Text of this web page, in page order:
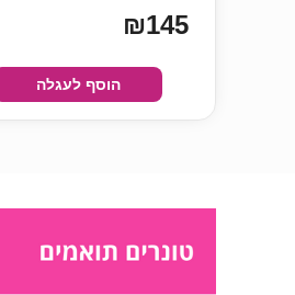
₪145
הוסף לעגלה